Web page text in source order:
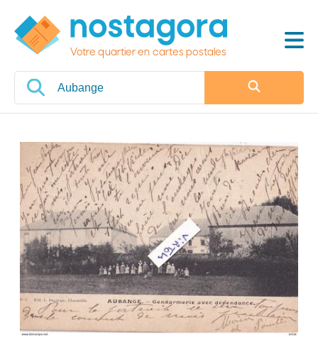
Votre quartier en cartes postales